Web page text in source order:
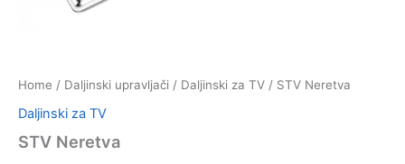
Home / Daljinski upravljači / Daljinski za TV / STV Neretva
Daljinski za TV
STV Neretva